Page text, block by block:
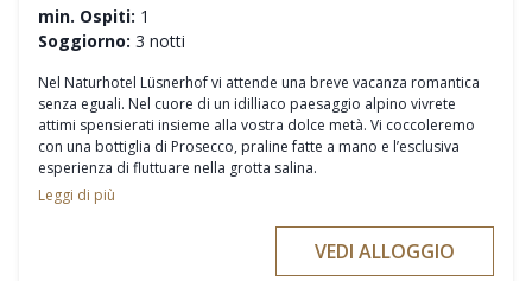
min. Ospiti: 1
Soggiorno: 3 notti
Nel Naturhotel Lüsnerhof vi attende una breve vacanza romantica
senza eguali. Nel cuore di un idilliaco paesaggio alpino vivrete
attimi spensierati insieme alla vostra dolce metà. Vi coccoleremo
con una bottiglia di Prosecco, praline fatte a mano e l’esclusiva
esperienza di fluttuare nella grotta salina.
Servizi inclusi
3 notti al Lüsnerhof con pensione benessere ¾ (arrivo di domenica,
1 bottiglia di Prosecco e praline fatte in casa all’arrivo in camera
1 rituale dei bagni alpini con ingresso alla grotta salina
Leggi di più
VEDI ALLOGGIO